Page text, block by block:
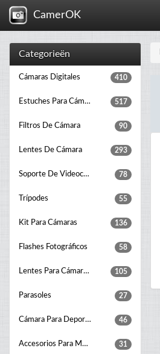
CamerOK
Categorieën
Cámaras Digitales 410
Estuches Para Cámaras Fotográficas 517
Filtros De Cámara 90
Lentes De Cámara 293
Soporte De Videocámara 78
Trípodes 55
Kit Para Cámaras 136
Flashes Fotográficos 58
Lentes Para Cámara Fotográfica, Adaptadores 105
Parasoles 27
Cámara Para Deportes De Acción 46
Accesorios Para Montaje De Cámaras 31